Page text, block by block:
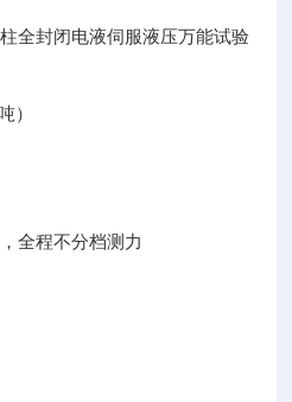
全封闭电液伺服液压万能试验
）
全程不分档测力